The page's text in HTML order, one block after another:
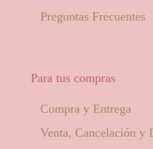
Preguntas Frecuentes
Para tus compras
Compra y Entrega
Venta, Cancelación y